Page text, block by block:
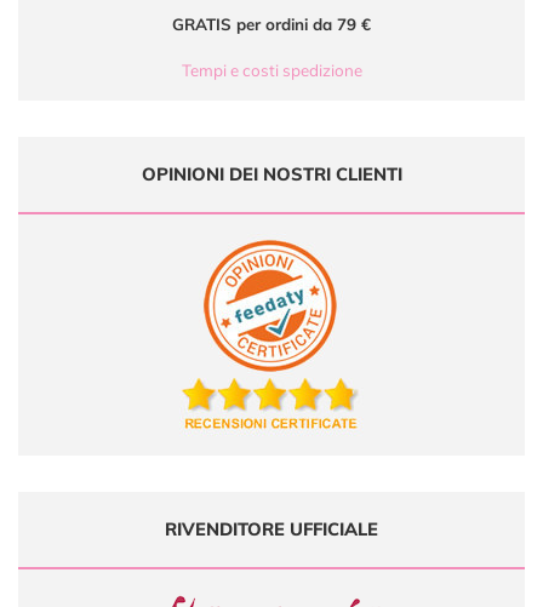
GRATIS per ordini da 79 €
Tempi e costi spedizione
OPINIONI DEI NOSTRI CLIENTI
RIVENDITORE UFFICIALE